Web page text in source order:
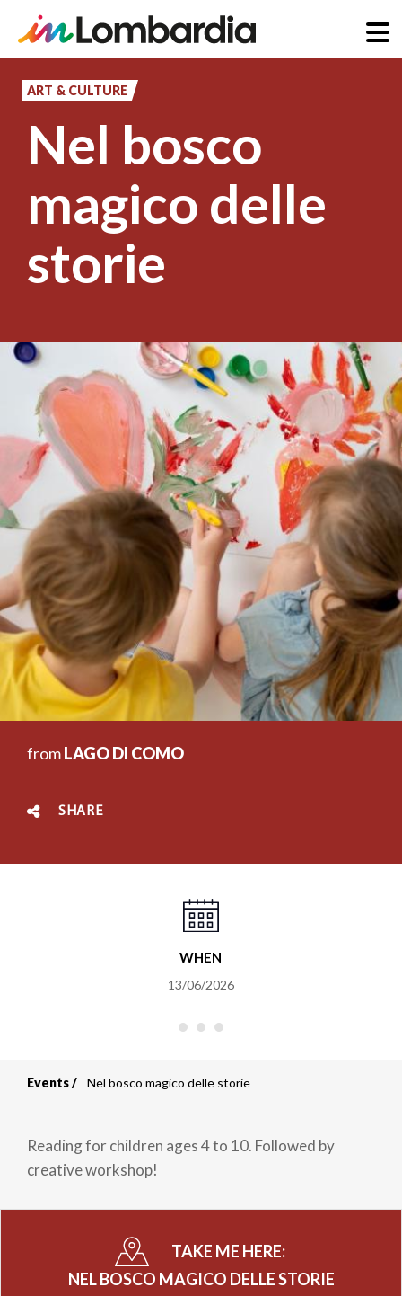
content
ART & CULTURE
Nel bosco
magico delle
storie
fromLAGO DI COMO
SHARE
WHEN
13/06/2026
Breadcrumb
Events Nel bosco magico delle storie
Reading for children ages 4 to 10. Followed by
creative workshop!
TAKE ME HERE:
NEL BOSCO MAGICO DELLE STORIE